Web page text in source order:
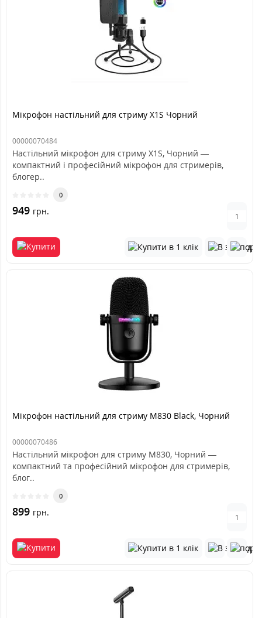
Мікрофон настільний для стриму X1S Чорний
00000070484
Настільний мікрофон для стриму X1S, Чорний —
компактний і професійний мікрофон для стримерів,
блогер..
0
949 грн.
Мікрофон настільний для стриму M830 Black, Чорний
00000070486
Настільний мікрофон для стриму M830, Чорний —
компактний та професійний мікрофон для стримерів,
блог..
0
899 грн.